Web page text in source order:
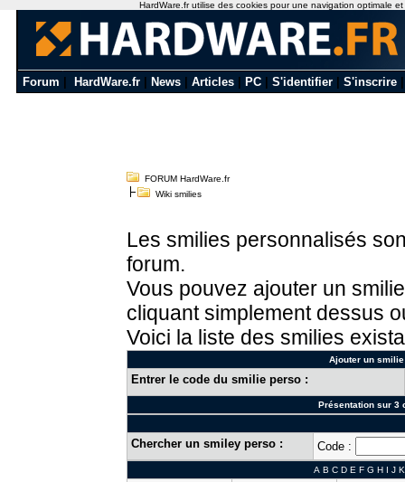
Forum HardWare.fr News Articles PC S'identifier S'inscrire
FORUM HardWare.fr
Wiki smilies
Les smilies personnalisés
forum.
Vous pouvez ajouter un
cliquant simplement dessus
Voici la liste des smilies
Ajouter un
Entrer le code du smilie perso :
Présentation sur 3
Chercher un smiley perso : Code :
A B C D E F G H I J K
HardWare.fr utilise des cookies pour une navigation optimale